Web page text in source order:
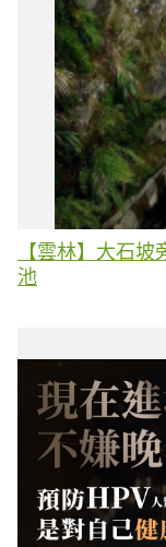
【雲林】大石
池